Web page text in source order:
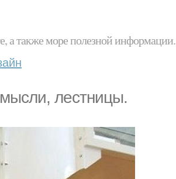
а также море полезной информации.
лестницы.